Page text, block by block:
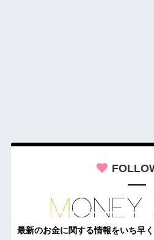
最新のお金に関する情報をいち早